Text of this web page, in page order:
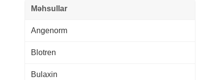
Məhsullar
Angenorm
Blotren
Bulaxin